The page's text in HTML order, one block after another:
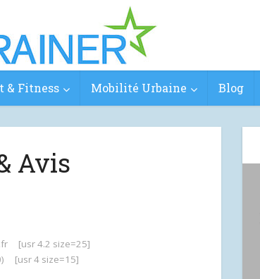
& Fitness Mobilité Urbaine Blog
Avis
[usr 4.2 size=25]
[usr 4 size=15]